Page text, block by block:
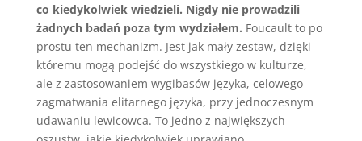
co kiedykolwiek wiedzieli. Nigdy nie prowadzili
żadnych badań poza tym wydziałem. Foucault to po
prostu ten mechanizm. Jest jak mały zestaw, dzięki
któremu mogą podejść do wszystkiego w kulturze,
ale z zastosowaniem wygibasów języka, celowego
zagmatwania elitarnego języka, przy jednoczesnym
udawaniu lewicowca. To jedno z największych